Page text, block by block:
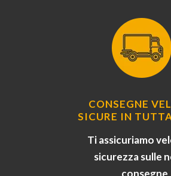
CONSEGNE
SICURE IN
Ti assicuriamo
sicurezza sulle
consegne